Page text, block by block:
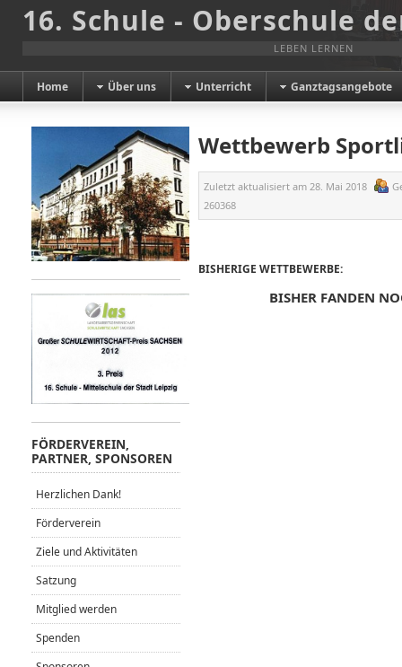
16. Schule - Oberschule
LEBEN LERNEN
Home Über uns Unterricht Ganztagsangebote
Wettbewerb
Zuletzt aktualisiert am 28. Mai 2018
260368
BISHERIGE WETTBEWERBE:
BISHER FANDEN
FÖRDERVEREIN,
PARTNER, SPONSOREN
Herzlichen Dank!
Förderverein
Ziele und Aktivitäten
Satzung
Mitglied werden
Spenden